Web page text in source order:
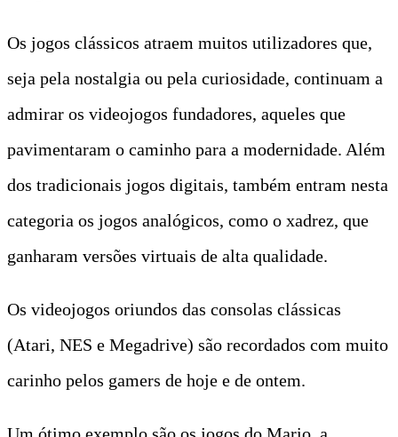
Os jogos clássicos atraem muitos utilizadores que,
seja pela nostalgia ou pela curiosidade, continuam a
admirar os videojogos fundadores, aqueles que
pavimentaram o caminho para a modernidade. Além
dos tradicionais jogos digitais, também entram nesta
categoria os jogos analógicos, como o xadrez, que
ganharam versões virtuais de alta qualidade.
Os videojogos oriundos das consolas clássicas
(Atari, NES e Megadrive) são recordados com muito
carinho pelos gamers de hoje e de ontem.